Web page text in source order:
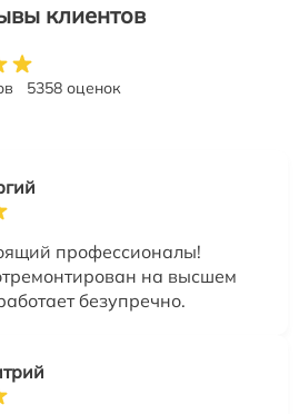
клиентов
5358 оценок
профессионалы!
на высшем
безупречно.